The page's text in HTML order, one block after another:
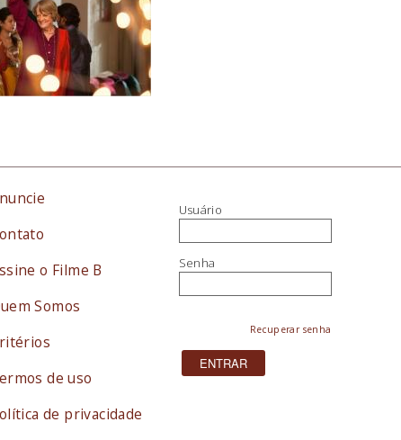
o Filme B
Somos
de uso
de privacidade
Usuário
Senha
Recuperar senha